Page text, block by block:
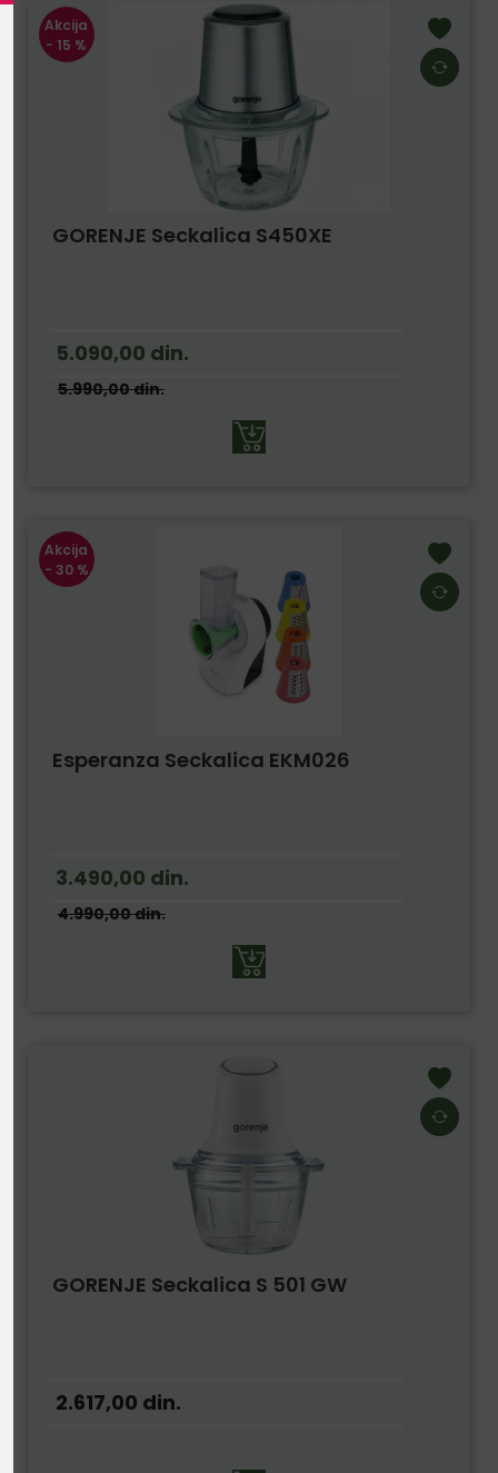
Akcija
- 15 %
GORENJE Seckalica S450XE
5.090,00 din.
5.990,00din.
Akcija
- 30 %
Esperanza Seckalica EKM026
3.490,00 din.
4.990,00din.
GORENJE Seckalica S 501 GW
2.617,00 din.